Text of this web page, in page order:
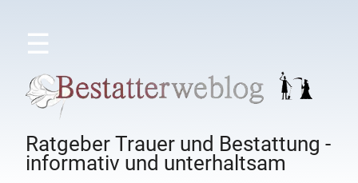
☰
Ratgeber Trauer und Bestattung -
informativ und unterhaltsam